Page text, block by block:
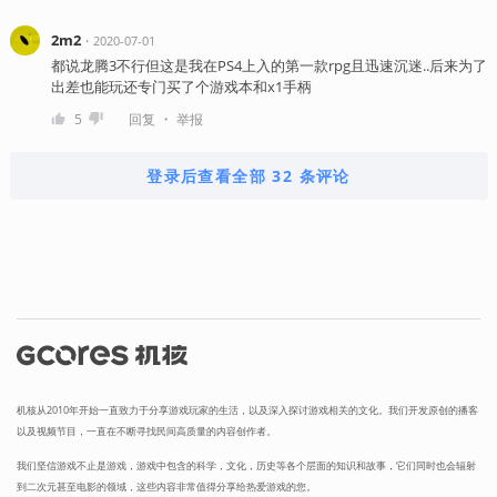
2m2・ 2020-07-01
都说龙腾3不行但这是我在PS4上入的第一款rpg且迅速沉迷..后来为了
出差也能玩还专门买了个游戏本和x1手柄
5 回复 ・ 举报
登录后查看全部 32 条评论
机核从2010年开始一直致力于分享游戏玩家的生活，以及深入探讨游戏相关的文化。我们开发原创的播客
以及视频节目，一直在不断寻找民间高质量的内容创作者。
我们坚信游戏不止是游戏，游戏中包含的科学，文化，历史等各个层面的知识和故事，它们同时也会辐射
到二次元甚至电影的领域，这些内容非常值得分享给热爱游戏的您。